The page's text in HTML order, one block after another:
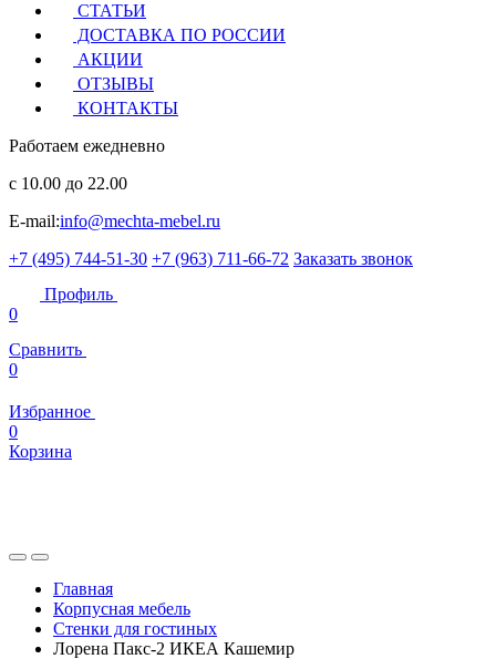
СТАТЬИ
ДОСТАВКА ПО РОССИИ
АКЦИИ
ОТЗЫВЫ
КОНТАКТЫ
Работаем ежедневно
с 10.00 до 22.00
E-mail:info@mechta-mebel.ru
+7 (495) 744-51-30 +7 (963) 711-66-72 Заказать звонок
Профиль
0
Сравнить
0
Избранное
0
Корзина
Главная
Корпусная мебель
Стенки для гостиных
Лорена Пакс-2 ИКЕА Кашемир